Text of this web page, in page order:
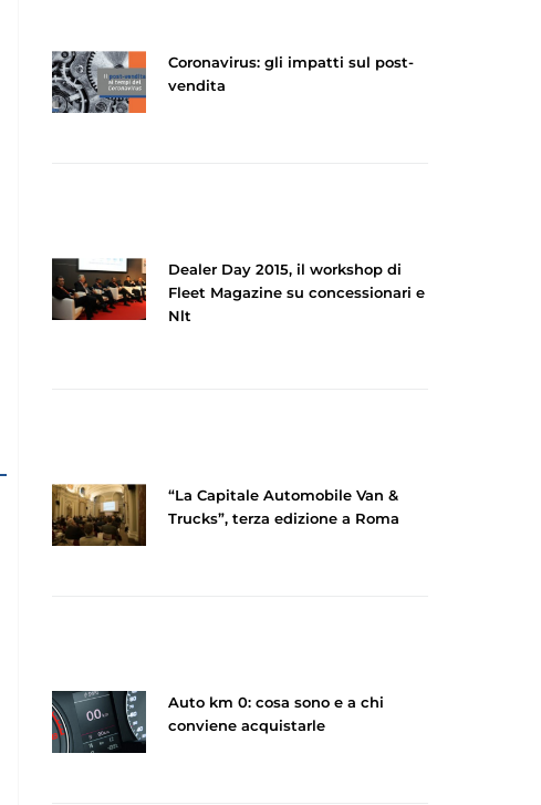
Coronavirus: gli impatti sul post-
vendita
Dealer Day 2015, il workshop di
Fleet Magazine su concessionari e
Nlt
“La Capitale Automobile Van &
Trucks”, terza edizione a Roma
Auto km 0: cosa sono e a chi
conviene acquistarle